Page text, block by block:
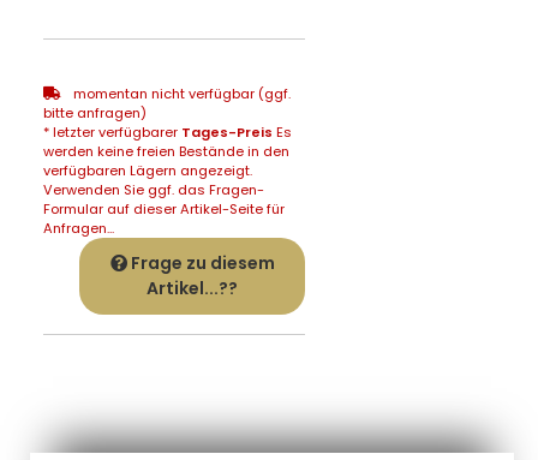
momentan nicht verfügbar (ggf.
bitte anfragen)
* letzter verfügbarer Tages-Preis Es
werden keine freien Bestände in den
verfügbaren Lägern angezeigt.
Verwenden Sie ggf. das Fragen-
Formular auf dieser Artikel-Seite für
Anfragen...
Frage zu diesem
Artikel...??